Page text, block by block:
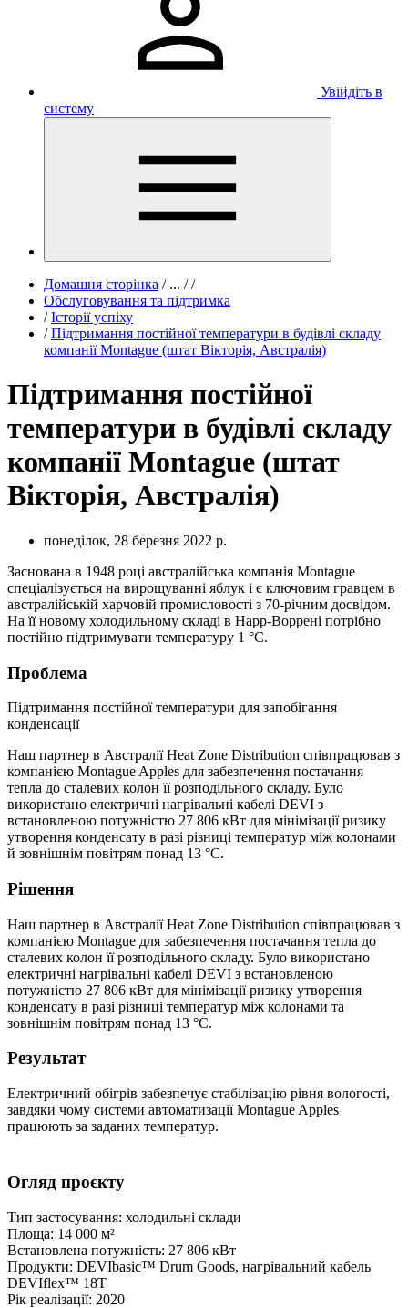
Увійдіть в
систему
Домашня сторінка /... / /
Обслуговування та підтримка
/ Історії успіху
/ Підтримання постійної температури в будівлі складу
компанії Montague (штат Вікторія, Австралія)
Підтримання постійної
температури в будівлі складу
компанії Montague (штат
Вікторія, Австралія)
понеділок, 28 березня 2022 р.
Заснована в 1948 році австралійська компанія Montague
спеціалізується на вирощуванні яблук і є ключовим гравцем в
австралійській харчовій промисловості з 70-річним досвідом.
На її новому холодильному складі в Нарр-Воррені потрібно
постійно підтримувати температуру 1 °C.
Проблема
Підтримання постійної температури для запобігання
конденсації
Наш партнер в Австралії Heat Zone Distribution співпрацював з
компанією Montague Apples для забезпечення постачання
тепла до сталевих колон її розподільного складу. Було
використано електричні нагрівальні кабелі DEVI з
встановленою потужністю 27 806 кВт для мінімізації ризику
утворення конденсату в разі різниці температур між колонами
й зовнішнім повітрям понад 13 °C.
Рішення
Наш партнер в Австралії Heat Zone Distribution співпрацював з
компанією Montague для забезпечення постачання тепла до
сталевих колон її розподільного складу. Було використано
електричні нагрівальні кабелі DEVI з встановленою
потужністю 27 806 кВт для мінімізації ризику утворення
конденсату в разі різниці температур між колонами та
зовнішнім повітрям понад 13 °C.
Результат
Електричний обігрів забезпечує стабілізацію рівня вологості,
завдяки чому системи автоматизації Montague Apples
працюють за заданих температур.
Огляд проєкту
Тип застосування: холодильні склади
Площа: 14 000 м²
Встановлена потужність: 27 806 кВт
Продукти: DEVIbasic™ Drum Goods, нагрівальний кабель
DEVIflex™ 18T
Рік реалізації: 2020